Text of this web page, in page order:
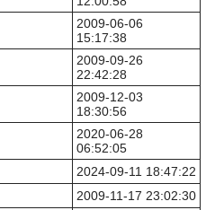
2009-06-06
15:17:38
2009-09-26
22:42:28
2009-12-03
18:30:56
2020-06-28
06:52:05
2024-09-11 18:47:22
2009-11-17 23:02:30